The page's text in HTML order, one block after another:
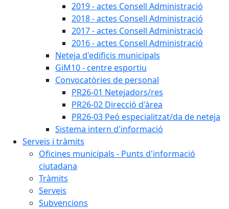
2019 - actes Consell Administració
2018 - actes Consell Administració
2017 - actes Consell Administració
2016 - actes Consell Administració
Neteja d'edificis municipals
GiM10 - centre esportiu
Convocatòries de personal
PR26-01 Netejadors/res
PR26-02 Direcció d'àrea
PR26-03 Peó especialitzat/da de neteja
Sistema intern d'informació
Serveis i tràmits
Oficines municipals - Punts d'informació
ciutadana
Tràmits
Serveis
Subvencions